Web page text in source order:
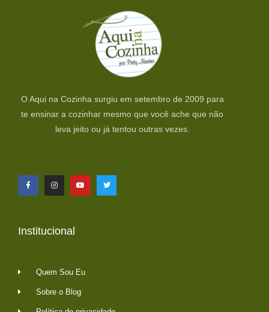
O Aqui na Cozinha surgiu em setembro de 2009 para
te ensinar a cozinhar mesmo que você ache que não
leva jeito ou já tentou outras vezes.
Institucional
Quem Sou Eu
Sobre o Blog